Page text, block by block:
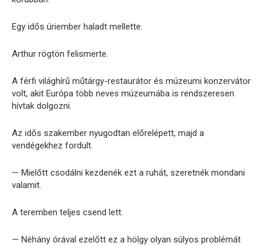
Egy idős úriember haladt mellette.
Arthur rögtön felismerte.
A férfi világhírű műtárgy-restaurátor és múzeumi konzervátor
volt, akit Európa több neves múzeumába is rendszeresen
hívtak dolgozni.
Az idős szakember nyugodtan előrelépett, majd a
vendégekhez fordult.
— Mielőtt csodálni kezdenék ezt a ruhát, szeretnék mondani
valamit.
A teremben teljes csend lett.
— Néhány órával ezelőtt ez a hölgy olyan súlyos problémát